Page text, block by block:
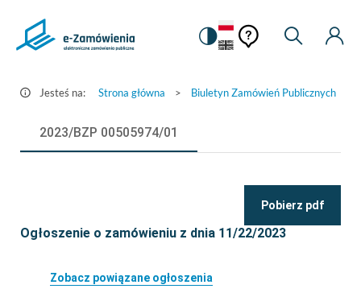
Szczegóły
e-
Ustawienia
Zmiana
na
kontrastową
Pomoc
kontekstowa
Pomoc
Moje
Jesteś na: Strona główna > Biuletyn Zamówień Publicznych
2023/BZP 00505974/01
Pobierz pdf
Ogłoszenie o zamówieniu z dnia 11/22/2023
Zobacz powiązane ogłoszenia